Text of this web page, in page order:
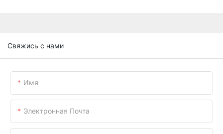
Свяжись с нами
Имя
Электронная Почта